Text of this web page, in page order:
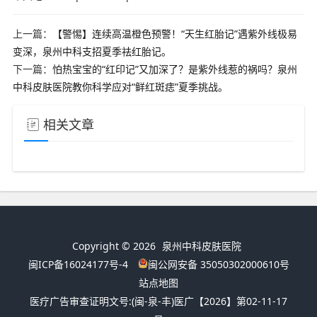
上一篇：
【警惕】连续高温橙色预警！“天生红胎记”遇紫外线极易
变深，泉州中科支招夏季祛红胎记。
下一篇： 怕热宝宝的“红印记”又加深了？是紫外线惹的祸吗？泉州
中科皮肤医院教你科学应对“鲜红斑痣”夏季挑战。
相关文章
Copyright © 2026 泉州中科皮肤医院
闽ICP备16024177号-4
闽公网安备 35050302000610号
站点地图
医疗广告审查证明文号:(闽-泉-丰)医广【2026】第02-11-17